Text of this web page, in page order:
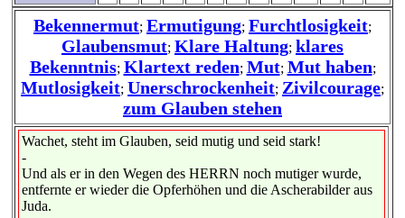
Bekennermut; Ermutigung; Furchtlosigkeit;
Glaubensmut; Klare Haltung; klares
Bekenntnis; Klartext reden; Mut; Mut haben;
Mutlosigkeit; Unerschrockenheit; Zivilcourage;
zum Glauben stehen
Wachet, steht im Glauben, seid mutig und seid stark!
-
Und als er in den Wegen des HERRN noch mutiger wurde,
entfernte er wieder die Opferhöhen und die Ascherabilder aus
Juda.